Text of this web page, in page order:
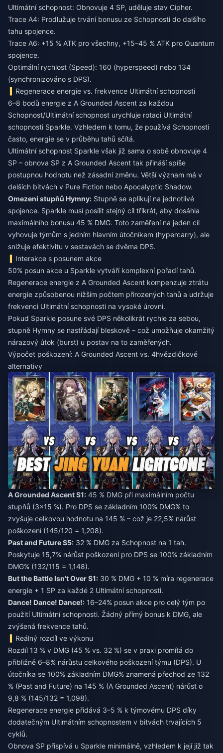
Ultimátní schopnost: Obnovuje 4 SP, uděluje stav Cipher.
Trace A4: Prodlužuje trvání bonusu ze Schopnosti do dalšího
tahu spojence.
Trace A6: +15 % ATK pro všechny, +15–45 % ATK pro Quantum
spojence.
Optimální rychlost (Speed): 160 (hyperspeed) nebo 134
(synchronizováno s DPS).
Regenerace energie vs. frekvence Ultimátní schopnosti
6–8 bodů energie z A Grounded Ascent za každou
Schopnost/Ultimátní schopnost urychluje rotaci Ultimátní
schopnosti Sparkle. Vzhledem k tomu, že používá Schopnosti
často, energie se v průběhu tahů sčítá.
Ultimátní schopnost Sparkle však již sama o sobě obnovuje 4
SP – obnova SP z A Grounded Ascent tak přináší spíše
postupnou hodnotu než zásadní změnu. Větší význam má v
delších bitvách v Pure Fiction nebo Apocalyptic Shadow.
Omezení stupňů Hymny: Stupně se aplikují na jednotlivé
spojence. Sparkle musí posílit stejný cíl třikrát, aby dosáhla
maximálního bonusu 45 % DMG. Toto zaměření na jeden cíl
vyhovuje týmům s jedním hlavním útočníkem (hypercarry), ale
snižuje efektivitu v sestavách se dvěma DPS.
Interakce s posunem akce
50% posun akce u Sparkle vytváří komplexní pořadí tahů.
Regenerace energie z A Grounded Ascent kompenzuje ztrátu
energie způsobenou nižším počtem přirozených tahů a udržuje
frekvenci Ultimátní schopnosti na vysoké úrovni.
Pokud Sparkle posune své DPS několikrát rychle za sebou,
stupně Hymny se nastřádají bleskově – což umožňuje okamžitý
nárazový útok (burst) u postav na to zaměřených.
Výpočet poškození: A Grounded Ascent vs. 4hvězdičkové
alternativy
A Grounded Ascent S1: 45 % DMG při maximálním počtu
stupňů (3×15 %). Pro DPS se základním 100% DMG% to
zvyšuje celkovou hodnotu na 145 % – což je 22,5% nárůst
poškození (145/120 = 1,208).
Past and Future S5: 32 % DMG za Schopnost na 1 tah.
Poskytuje 15,7% nárůst poškození pro DPS se 100% základním
DMG% (132/115 = 1,148).
But the Battle Isn't Over S1: 30 % DMG + 10 % míra regenerace
energie + 1 SP za každé 2 Ultimátní schopnosti.
Dance! Dance! Dance!: 16–24% posun akce pro celý tým po
použití Ultimátní schopnosti. Žádný přímý bonus k DMG, ale
zvýšená frekvence tahů.
Reálný rozdíl ve výkonu
Rozdíl 13 % v DMG (45 % vs. 32 %) se v praxi promítá do
přibližně 6–8% nárůstu celkového poškození týmu (DPS). U
útočníka se 100% základním DMG% znamená přechod ze 132
% (Past and Future) na 145 % (A Grounded Ascent) nárůst o
9,8 % (145/132 = 1,098).
Regenerace energie přidává 3–5 % k týmovému DPS díky
dodatečným Ultimátním schopnostem v bitvách trvajících 5
cyklů.
Obnova SP přispívá u Sparkle minimálně, vzhledem k její již tak